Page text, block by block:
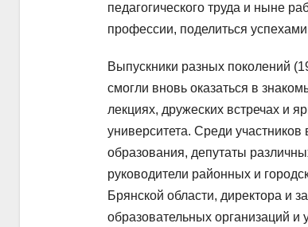
педагогического труда и ныне
профессии, поделиться
Выпускники разных поколений
смогли вновь оказаться в
лекциях, дружеских встречах и
университета. Среди
образования, депутаты
руководители районных и
Брянской области, директора и
образовательных организаций и